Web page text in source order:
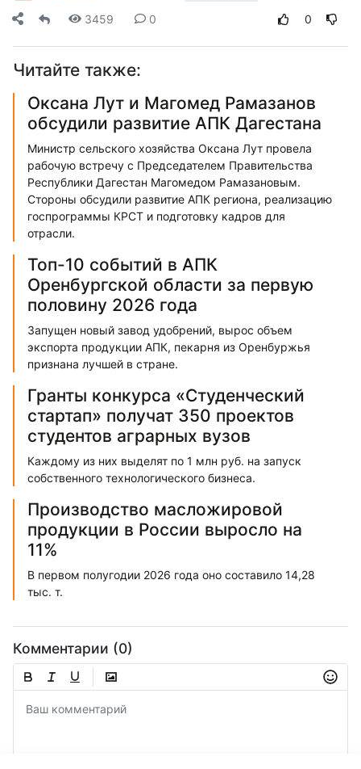
3459 0 0
Читайте также:
Оксана Лут и Магомед Рамазанов
обсудили развитие АПК Дагестана
Министр сельского хозяйства Оксана Лут провела
рабочую встречу с Председателем Правительства
Республики Дагестан Магомедом Рамазановым.
Стороны обсудили развитие АПК региона, реализацию
госпрограммы КРСТ и подготовку кадров для
отрасли.
Топ-10 событий в АПК
Оренбургской области за первую
половину 2026 года
Запущен новый завод удобрений, вырос объем
экспорта продукции АПК, пекарня из Оренбуржья
признана лучшей в стране.
Гранты конкурса «Студенческий
стартап» получат 350 проектов
студентов аграрных вузов
Каждому из них выделят по 1 млн руб. на запуск
собственного технологического бизнеса.
Производство масложировой
продукции в России выросло на
11%
В первом полугодии 2026 года оно составило 14,28
тыс. т.
Комментарии (0)